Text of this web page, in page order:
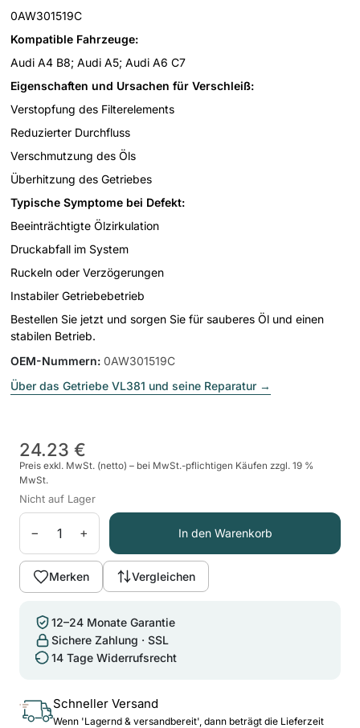
0AW301519C
Kompatible Fahrzeuge:
Audi A4 B8; Audi A5; Audi A6 C7
Eigenschaften und Ursachen für Verschleiß:
Verstopfung des Filterelements
Reduzierter Durchfluss
Verschmutzung des Öls
Überhitzung des Getriebes
Typische Symptome bei Defekt:
Beeinträchtigte Ölzirkulation
Druckabfall im System
Ruckeln oder Verzögerungen
Instabiler Getriebebetrieb
Bestellen Sie jetzt und sorgen Sie für sauberes Öl und einen
stabilen Betrieb.
OEM-Nummern: 0AW301519C
Über das Getriebe VL381 und seine Reparatur →
24.23 €
Preis exkl. MwSt. (netto) – bei MwSt.-pflichtigen Käufen zzgl. 19 %
MwSt.
Nicht auf Lager
− + In den Warenkorb
Merken Vergleichen
12–24 Monate Garantie
Sichere Zahlung · SSL
14 Tage Widerrufsrecht
Schneller Versand
Wenn 'Lagernd & versandbereit', dann beträgt die Lieferzeit